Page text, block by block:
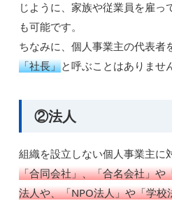
じように、家族や従業員を雇っ
も可能です。
ちなみに、個人事業主の代表者
「社長」と呼ぶことはありませ
②法人
組織を設立しない個人事業主に
「合同会社」、「合名会社」や
法人や、「NPO法人」や「学